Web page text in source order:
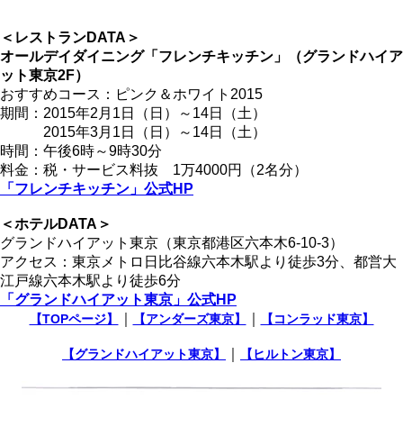
＜レストランDATA＞
オールデイダイニング「フレンチキッチン」（グランドハイア
ット東京2F）
おすすめコース：ピンク＆ホワイト2015
期間：2015年2月1日（日）～14日（土）
2015年3月1日（日）～14日（土）
時間：午後6時～9時30分
料金：税・サービス料抜 1万4000円（2名分）
「フレンチキッチン」公式HP
＜ホテルDATA＞
グランドハイアット東京（東京都港区六本木6-10-3）
アクセス：東京メトロ日比谷線六本木駅より徒歩3分、都営大
江戸線六本木駅より徒歩6分
「グランドハイアット東京」公式HP
【TOPページ】 【アンダーズ東京】 【コンラッド東京】
【グランドハイアット東京】 【ヒルトン東京】